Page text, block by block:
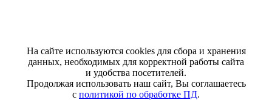
На сайте используются cookies для сбора и хранения
данных, необходимых для корректной работы сайта
и удобства посетителей.
Продолжая использовать наш сайт, Вы соглашаетесь
с политикой по обработке ПД.